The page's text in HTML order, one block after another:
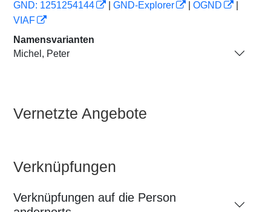
GND: 1251254144
GND-Explorer OGND
VIAF
Namensvarianten
Michel, Peter
Vernetzte Angebote
Verknüpfungen
Verknüpfungen auf die Person